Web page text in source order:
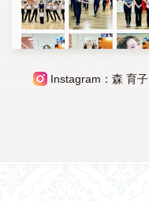
Instagram：森 育子